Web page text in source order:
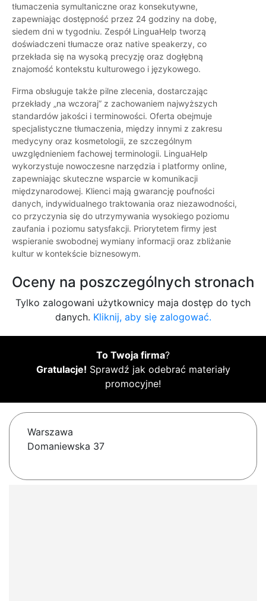
tłumaczenia symultaniczne oraz konsekutywne,
zapewniając dostępność przez 24 godziny na dobę,
siedem dni w tygodniu. Zespół LinguaHelp tworzą
doświadczeni tłumacze oraz native speakerzy, co
przekłada się na wysoką precyzję oraz dogłębną
znajomość kontekstu kulturowego i językowego.
Firma obsługuje także pilne zlecenia, dostarczając
przekłady „na wczoraj” z zachowaniem najwyższych
standardów jakości i terminowości. Oferta obejmuje
specjalistyczne tłumaczenia, między innymi z zakresu
medycyny oraz kosmetologii, ze szczególnym
uwzględnieniem fachowej terminologii. LinguaHelp
wykorzystuje nowoczesne narzędzia i platformy online,
zapewniając skuteczne wsparcie w komunikacji
międzynarodowej. Klienci mają gwarancję poufności
danych, indywidualnego traktowania oraz niezawodności,
co przyczynia się do utrzymywania wysokiego poziomu
zaufania i poziomu satysfakcji. Priorytetem firmy jest
wspieranie swobodnej wymiany informacji oraz zbliżanie
kultur w kontekście biznesowym.
Oceny na poszczególnych stronach
Tylko zalogowani użytkownicy maja dostęp do tych
danych. Kliknij, aby się zalogować.
To Twoja firma?
Gratulacje! Sprawdź jak odebrać materiały
promocyjne!
Warszawa
Domaniewska 37